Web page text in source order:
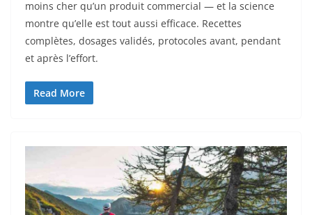
moins cher qu’un produit commercial — et la science
montre qu’elle est tout aussi efficace. Recettes
complètes, dosages validés, protocoles avant, pendant
et après l’effort.
Read More